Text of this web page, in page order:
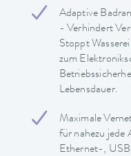
Adaptive
- Verhindert
Stoppt
zum
Lebensdauer.
Maximale
für nahezu jede
Ethernet-,